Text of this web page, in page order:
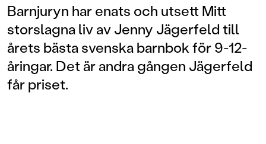
Barnjuryn har enats och utsett Mitt
storslagna liv av Jenny Jägerfeld till
årets bästa svenska barnbok för 9-12-
åringar. Det är andra gången Jägerfeld
får priset.